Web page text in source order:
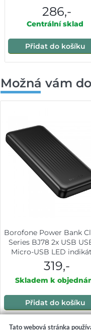
286,-
Centrální sklad
Přidat do košíku
Možná vám
Borofone Power Bank
Series BJ78 2x USB
Micro-USB LED
Rychlé nabíjení
černá
319,-
Skladem k
Přidat do košíku
Tato webová stránka